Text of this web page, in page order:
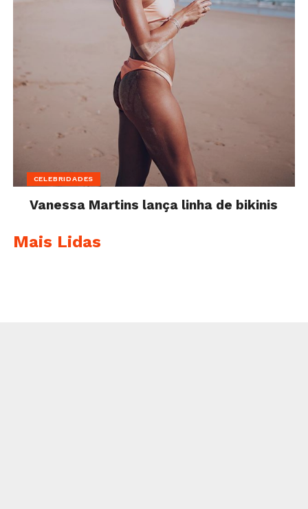
CELEBRIDADES
Vanessa Martins lança linha de bikinis
Mais Lidas